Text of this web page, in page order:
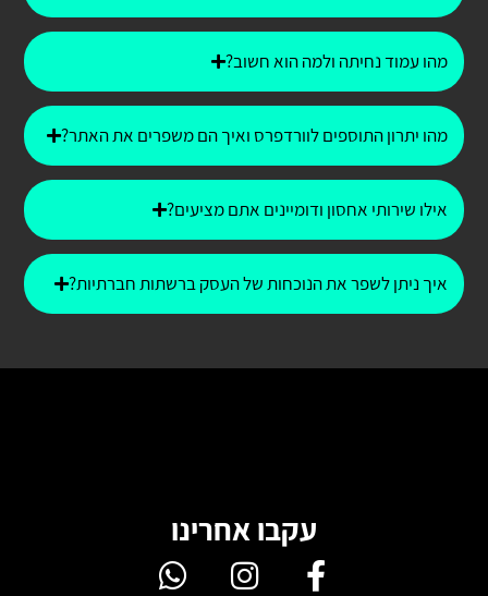
מהו עמוד נחיתה ולמה הוא חשוב?
מהו יתרון התוספים לוורדפרס ואיך הם משפרים את האתר?
אילו שירותי אחסון ודומיינים אתם מציעים?
איך ניתן לשפר את הנוכחות של העסק ברשתות חברתיות?
עקבו אחרינו